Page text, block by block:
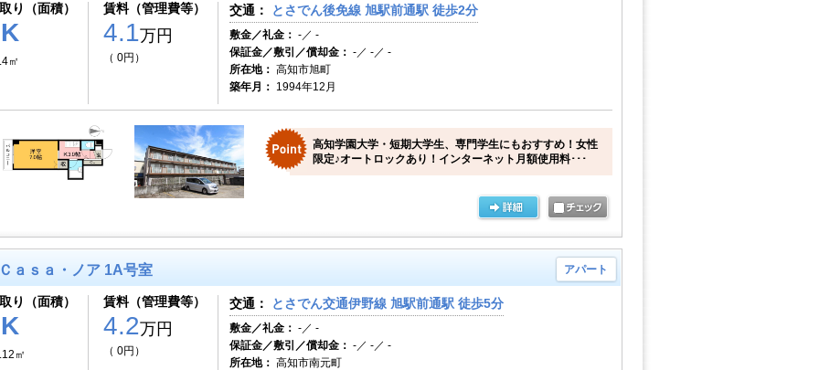
り（面積）
㎡
賃料（管理費等）
4.1万円
（ 0円）
交通： とさでん後免線 旭駅前通駅 徒歩2分
敷金／礼金： -／ -
保証金／敷引／償却金： -／ -／ -
所在地： 高知市旭町
築年月： 1994年12月
高知学園大学・短期大学生、専門学生にもおすすめ！女性
限定♪オートロックあり！インターネット月額使用料･･･
ａｓａ・ノア 1A号室 アパート
り（面積）
㎡
賃料（管理費等）
4.2万円
（ 0円）
交通： とさでん交通伊野線 旭駅前通駅 徒歩5分
敷金／礼金： -／ -
保証金／敷引／償却金： -／ -／ -
所在地： 高知市南元町